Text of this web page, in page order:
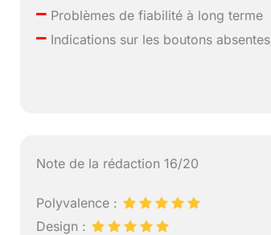
– Problèmes de fiabilité à long terme
– Indications sur les boutons absentes
Note de la rédaction 16/20
Polyvalence :
Design :